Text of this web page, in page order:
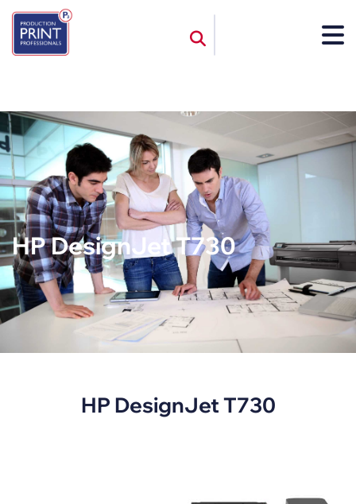
HP DesignJet T730
HP DesignJet T730